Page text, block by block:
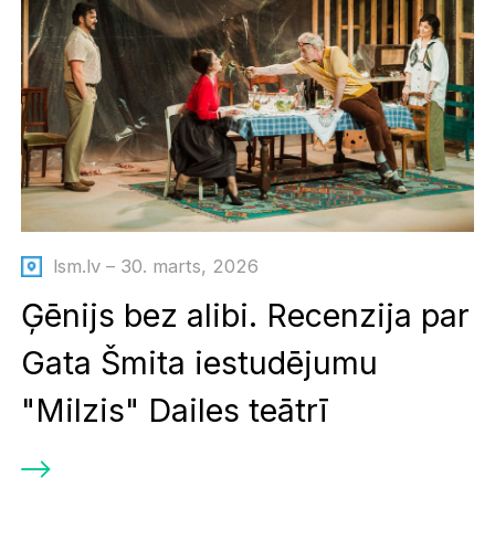
lsm.lv – 30. marts, 2026
Ģēnijs bez alibi. Recenzija par
Gata Šmita iestudējumu
"Milzis" Dailes teātrī